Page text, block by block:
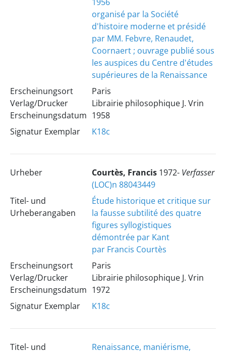
organisé par la Société
d'histoire moderne et présidé
par MM. Febvre, Renaudet,
Coornaert ; ouvrage publié sous
les auspices du Centre d'études
supérieures de la Renaissance
Erscheinungsort
Verlag/Drucker
Erscheinungsdatum
Paris
Librairie philosophique J. Vrin
1958
Signatur Exemplar
K18c
Urheber Courtès, Francis 1972- Verfasser
(LOC)n 88043449
Titel- und
Urheberangaben
Étude historique et critique sur
la fausse subtilité des quatre
figures syllogistiques
démontrée par Kant
par Francis Courtès
Erscheinungsort
Verlag/Drucker
Erscheinungsdatum
Paris
Librairie philosophique J. Vrin
1972
Signatur Exemplar
K18c
Titel- und
Renaissance, maniérisme,